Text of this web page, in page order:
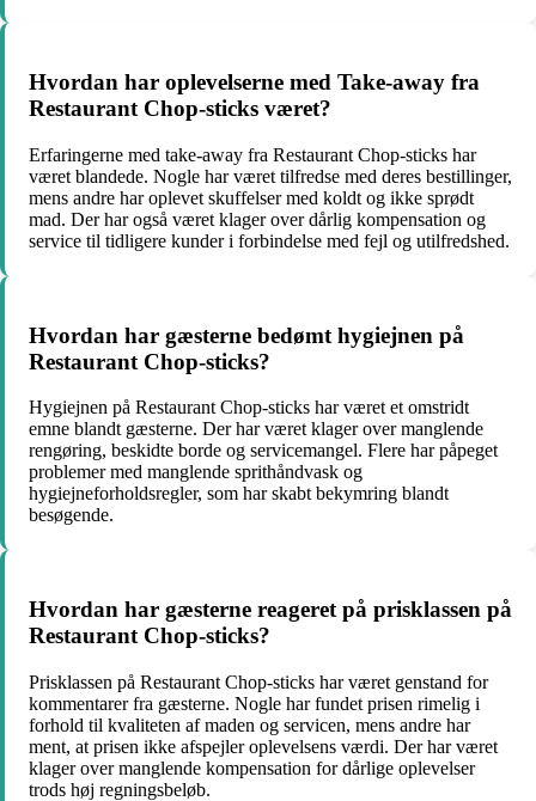
Hvordan har oplevelserne med Take-away fra
Restaurant Chop-sticks været?
Erfaringerne med take-away fra Restaurant Chop-sticks har
været blandede. Nogle har været tilfredse med deres bestillinger,
mens andre har oplevet skuffelser med koldt og ikke sprødt
mad. Der har også været klager over dårlig kompensation og
service til tidligere kunder i forbindelse med fejl og utilfredshed.
Hvordan har gæsterne bedømt hygiejnen på
Restaurant Chop-sticks?
Hygiejnen på Restaurant Chop-sticks har været et omstridt
emne blandt gæsterne. Der har været klager over manglende
rengøring, beskidte borde og servicemangel. Flere har påpeget
problemer med manglende sprithåndvask og
hygiejneforholdsregler, som har skabt bekymring blandt
besøgende.
Hvordan har gæsterne reageret på prisklassen på
Restaurant Chop-sticks?
Prisklassen på Restaurant Chop-sticks har været genstand for
kommentarer fra gæsterne. Nogle har fundet prisen rimelig i
forhold til kvaliteten af maden og servicen, mens andre har
ment, at prisen ikke afspejler oplevelsens værdi. Der har været
klager over manglende kompensation for dårlige oplevelser
trods høj regningsbeløb.